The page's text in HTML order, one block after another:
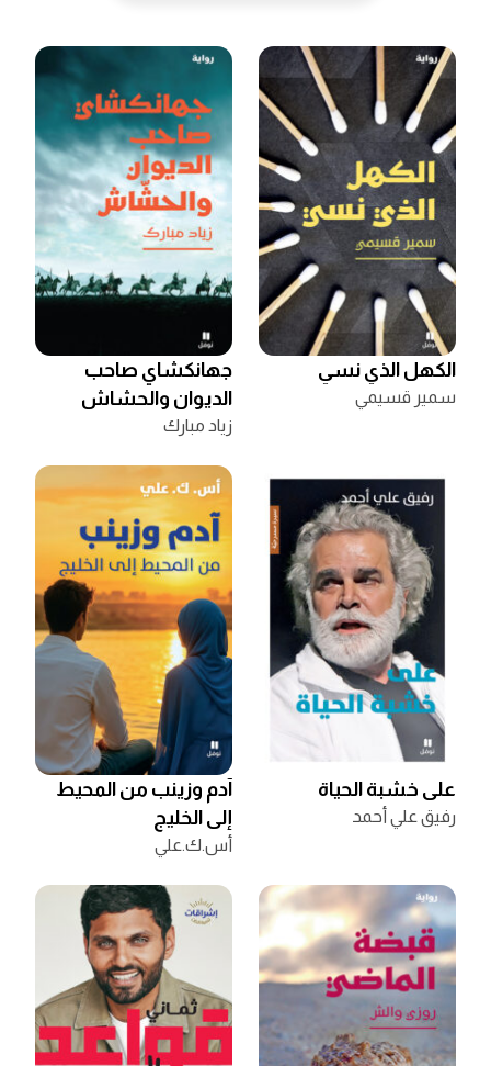
الكهل الذي نسي
سمير قسيمي
جهانكشاي صاحب
الديوان والحشاش
زياد مبارك
على خشبة الحياة
رفيق علي أحمد
آدم وزينب من المحيط
إلى الخليج
أس.ك.علي